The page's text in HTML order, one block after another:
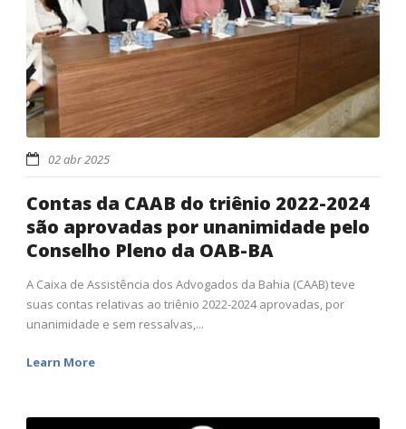
02 abr 2025
Contas da CAAB do triênio 2022-2024
são aprovadas por unanimidade pelo
Conselho Pleno da OAB-BA
A Caixa de Assistência dos Advogados da Bahia (CAAB) teve
suas contas relativas ao triênio 2022-2024 aprovadas, por
unanimidade e sem ressalvas,...
Learn More